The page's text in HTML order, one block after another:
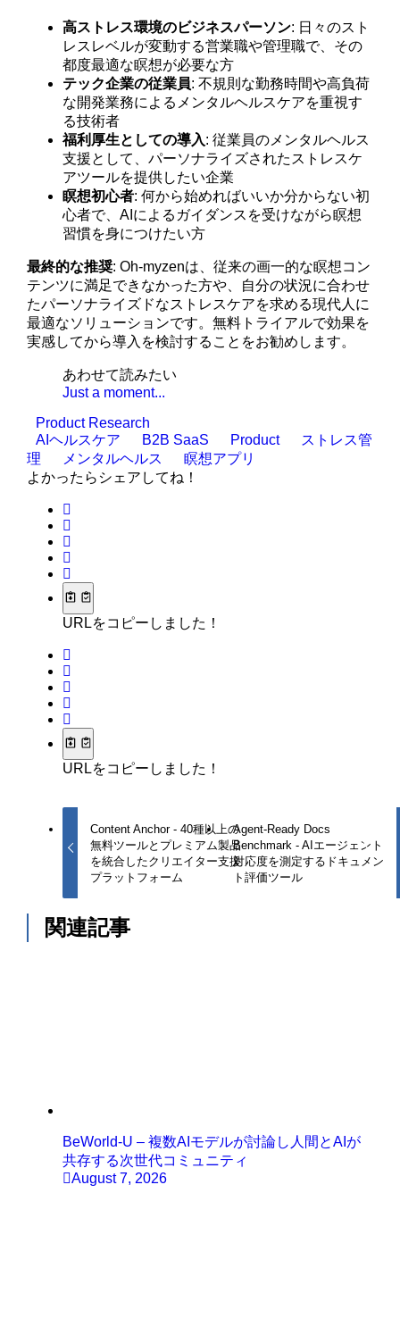
高ストレス環境のビジネスパーソン: 日々のスト
レスレベルが変動する営業職や管理職で、その
都度最適な瞑想が必要な方
テック企業の従業員: 不規則な勤務時間や高負荷
な開発業務によるメンタルヘルスケアを重視す
る技術者
福利厚生としての導入: 従業員のメンタルヘルス
支援として、パーソナライズされたストレスケ
アツールを提供したい企業
瞑想初心者: 何から始めればいいか分からない初
心者で、AIによるガイダンスを受けながら瞑想
習慣を身につけたい方
最終的な推奨: Oh-myzenは、従来の画一的な瞑想コン
テンツに満足できなかった方や、自分の状況に合わせ
たパーソナライズドなストレスケアを求める現代人に
最適なソリューションです。無料トライアルで効果を
実感してから導入を検討することをお勧めします。
あわせて読みたい
Just a moment...
Product Research
AIヘルスケア
B2B SaaS Product
ストレス管
理
メンタルヘルス
瞑想アプリ
よかったらシェアしてね！
URLをコピーしました！
URLをコピーしました！
Content Anchor - 40種以上の
無料ツールとプレミアム製品
を統合したクリエイター支援
プラットフォーム
Agent-Ready Docs
Benchmark - AIエージェント
対応度を測定するドキュメン
ト評価ツール
関連記事
BeWorld-U – 複数AIモデルが討論し人間とAIが
共存する次世代コミュニティ
August 7, 2026